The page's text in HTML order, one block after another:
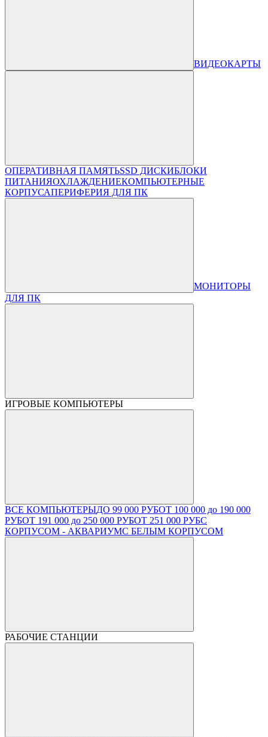
ВИДЕОКАРТЫ
ОПЕРАТИВНАЯ ПАМЯТЬSSD ДИСКИБЛОКИ
ПИТАНИЯОХЛАЖДЕНИЕКОМПЬЮТЕРНЫЕ
КОРПУСАПЕРИФЕРИЯ ДЛЯ ПК
МОНИТОРЫ
ДЛЯ ПК
ИГРОВЫЕ КОМПЬЮТЕРЫ
ВСЕ КОМПЬЮТЕРЫДО 99 000 РУБОТ 100 000 до 190 000
РУБОТ 191 000 до 250 000 РУБОТ 251 000 РУБС
КОРПУСОМ - АКВАРИУМС БЕЛЫМ КОРПУСОМ
РАБОЧИЕ СТАНЦИИ